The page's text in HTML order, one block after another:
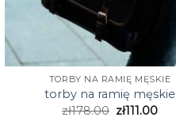
TORBY NA RAMIĘ MĘSKIE
torby na ramię męskie
zł178.00 zł111.00